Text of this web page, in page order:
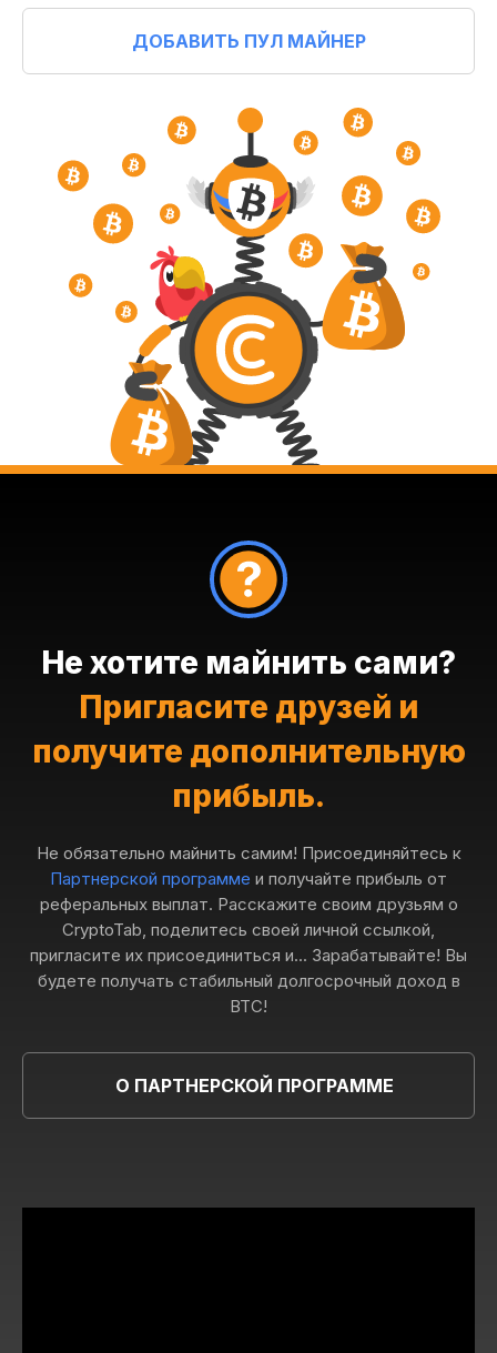
ДОБАВИТЬ ПУЛ МАЙНЕР
Не хотите майнить сами?
Пригласите друзей и
получите дополнительную
прибыль.
Не обязательно майнить самим! Присоединяйтесь к
Партнерской программе и получайте прибыль от
реферальных выплат. Расскажите своим друзьям о
CryptoTab, поделитесь своей личной ссылкой,
пригласите их присоединиться и... Зарабатывайте! Вы
будете получать стабильный долгосрочный доход в
BTC!
О ПАРТНЕРСКОЙ ПРОГРАММЕ